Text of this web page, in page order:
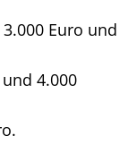
Euro und
4.000